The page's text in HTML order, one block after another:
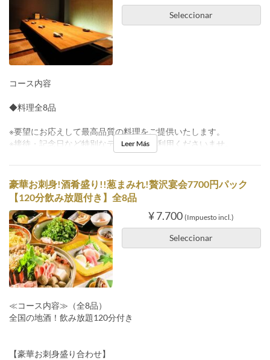
Seleccionar
コース内容
◆料理全8品
※要望にお応えして最高品質の料理をご提供いたします。
※接待・記念日など特別なディナーにご利用くださいませ。
Leer Más
豪華お刺身!酒肴盛り!!葱まみれ!贅沢宴会7700円パック
【120分飲み放題付き】全8品
¥ 7.700 (Impuesto incl.)
Seleccionar
≪コース内容≫（全8品）
全国の地酒！飲み放題120分付き
【豪華お刺身盛り合わせ】